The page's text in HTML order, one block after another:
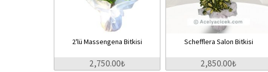
2'lü Massengena Bitkisi
2,750.00₺
Schefflera Salon Bitkisi
2,850.00₺